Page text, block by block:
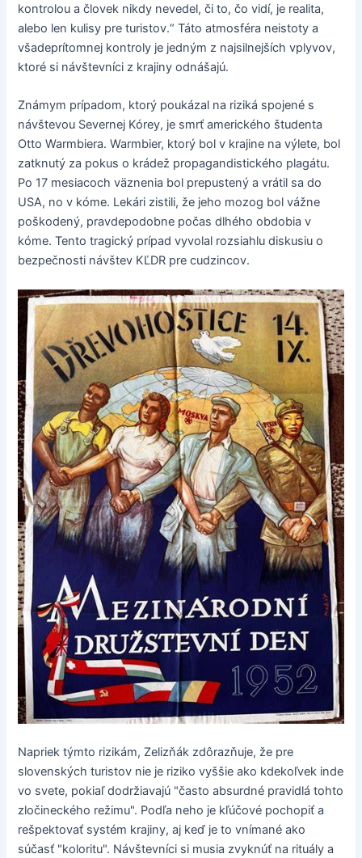
kontrolou a človek nikdy nevedel, či to, čo vidí, je realita,
alebo len kulisy pre turistov.“ Táto atmosféra neistoty a
všadeprítomnej kontroly je jedným z najsilnejších vplyvov,
ktoré si návštevníci z krajiny odnášajú.
Známym prípadom, ktorý poukázal na riziká spojené s
návštevou Severnej Kórey, je smrť amerického študenta
Otto Warmbiera. Warmbier, ktorý bol v krajine na výlete, bol
zatknutý za pokus o krádež propagandistického plagátu.
Po 17 mesiacoch väznenia bol prepustený a vrátil sa do
USA, no v kóme. Lekári zistili, že jeho mozog bol vážne
poškodený, pravdepodobne počas dlhého obdobia v
kóme. Tento tragický prípad vyvolal rozsiahlu diskusiu o
bezpečnosti návštev KĽDR pre cudzincov.
Napriek týmto rizikám, Zelizňák zdôrazňuje, že pre
slovenských turistov nie je riziko vyššie ako kdekoľvek inde
vo svete, pokiaľ dodržiavajú "často absurdné pravidlá tohto
zločineckého režimu". Podľa neho je kľúčové pochopiť a
rešpektovať systém krajiny, aj keď je to vnímané ako
súčasť "koloritu". Návštevníci si musia zvyknúť na rituály a